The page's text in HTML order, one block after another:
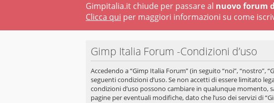
Gimpitalia.it chiude per passare al nuovo forum
Clicca qui per maggiori informazioni su come
Gimp Italia Forum -Condizioni d’uso
Accedendo a “Gimp Italia Forum” (in seguito “noi”,
seguenti condizioni d’uso. Se non accetti di essere limitato
condizioni d’uso possono cambiare in qualunque
pagine per eventuali modifiche, dato che l’uso dei servizi di